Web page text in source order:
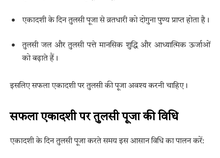
एकादशी के दिन तुलसी पूजा से व्रतधारी को दोगुना पुण्य प्राप्त होता है।
तुलसी जल और तुलसी पत्ते मानसिक शुद्धि और आध्यात्मिक ऊर्जाओं
को बढ़ाते हैं।
इसलिए सफला एकादशी पर तुलसी की पूजा अवश्य करनी चाहिए।
सफला एकादशी पर तुलसी पूजा की विधि
एकादशी के दिन तुलसी पूजा करते समय इस आसान विधि का पालन करें: